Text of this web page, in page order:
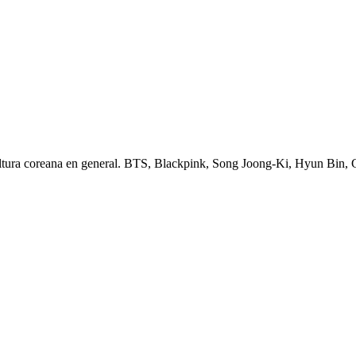
coreana en general. BTS, Blackpink, Song Joong-Ki, Hyun Bin,